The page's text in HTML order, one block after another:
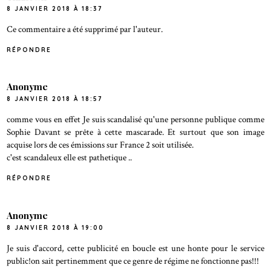
8 JANVIER 2018 À 18:37
Ce commentaire a été supprimé par l'auteur.
RÉPONDRE
Anonyme
8 JANVIER 2018 À 18:57
comme vous en effet Je suis scandalisé qu'une personne publique comme
Sophie Davant se prête à cette mascarade. Et surtout que son image
acquise lors de ces émissions sur France 2 soit utilisée.
c'est scandaleux elle est pathetique ..
RÉPONDRE
Anonyme
8 JANVIER 2018 À 19:00
Je suis d'accord, cette publicité en boucle est une honte pour le service
public!on sait pertinemment que ce genre de régime ne fonctionne pas!!!